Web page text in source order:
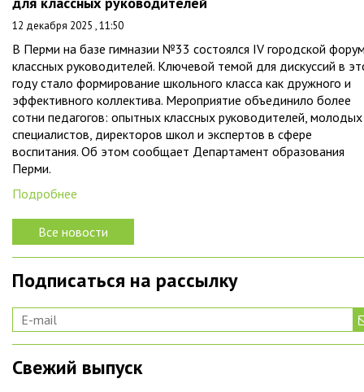
12 декабря 2025 , 11:50
В Перми на базе гимназии №33 состоялся IV городской
классных руководителей. Ключевой темой для дискуссий в
году стало формирование школьного класса как дружного и
эффективного коллектива. Мероприятие объединило более
сотни педагогов: опытных классных руководителей, молодых
специалистов, директоров школ и экспертов в сфере
воспитания. Об этом сообщает Департамент образования
Перми.
Подробнее
Все новости
Подписаться на рассылку
Свежий выпуск